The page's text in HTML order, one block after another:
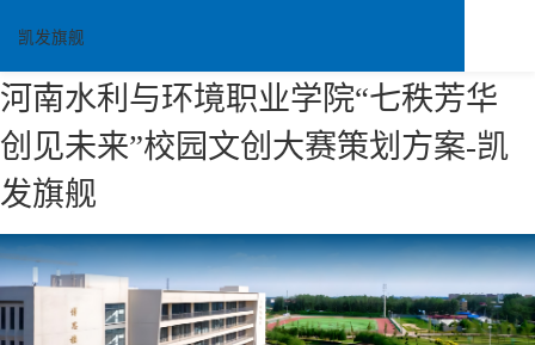
河南水利与环境职业学院“七秩芳华
创见未来”校园文创大赛策划方案-凯
发旗舰
凯发旗舰